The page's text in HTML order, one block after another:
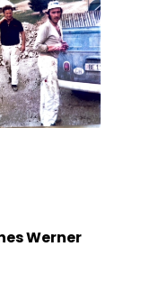
Werner